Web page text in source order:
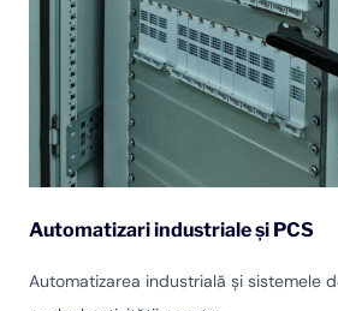
Automatizari industriale și PCS
Automatizarea industrială și sistemele